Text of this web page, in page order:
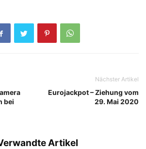
bei
Nächster Artikel
Eurojackpot – Ziehung vom
29. Mai 2020
Artikel